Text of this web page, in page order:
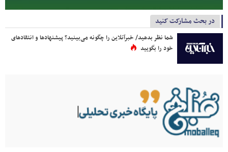
در بحث مشارکت کنید
شما نظر بدهید/ خبرآنلاین را چگونه می‌بینید؟ پیشنهادها و انتقادهای
خود را بگویید